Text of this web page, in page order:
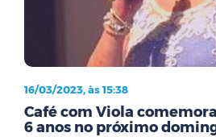
16/03/2023, às 15:38
Café com Viola
6 anos no próximo